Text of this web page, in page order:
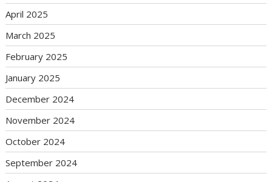
April 2025
March 2025
February 2025
January 2025
December 2024
November 2024
October 2024
September 2024